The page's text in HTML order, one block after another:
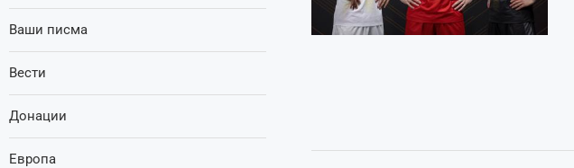
Ваши писма
Вести
Донации
Европа